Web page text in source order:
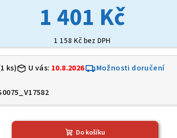
1 401 Kč
1 158 Kč bez DPH
ks) U vás: 10.8.2026 Možnosti doručení
Do košíku